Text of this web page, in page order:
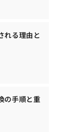
れる理由と
の手順と重